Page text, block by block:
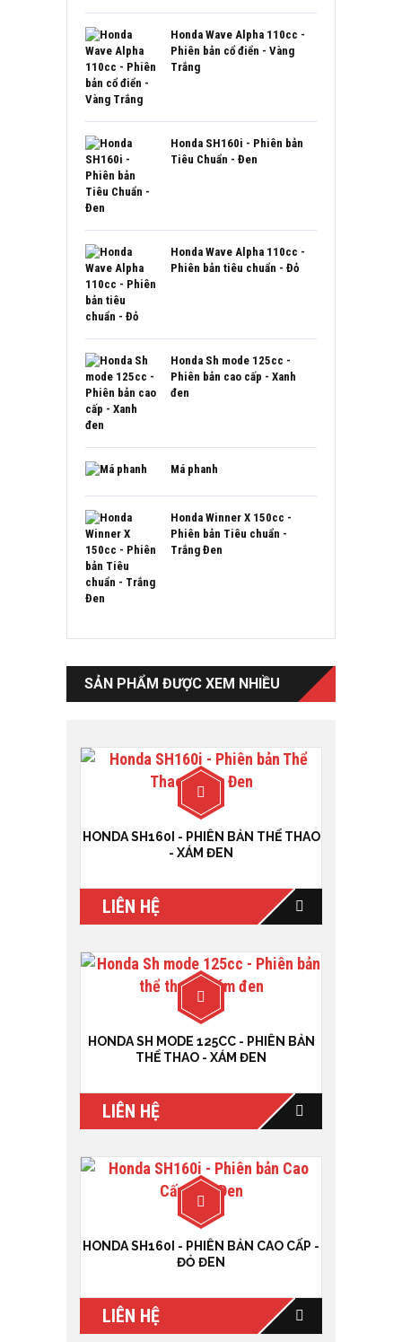
Honda Wave Alpha 110cc -
Phiên bản cổ điển - Vàng
Trắng
Honda SH160i - Phiên bản
Tiêu Chuẩn - Đen
Honda Wave Alpha 110cc -
Phiên bản tiêu chuẩn - Đỏ
Honda Sh mode 125cc -
Phiên bản cao cấp - Xanh
đen
Má phanh
Honda Winner X 150cc -
Phiên bản Tiêu chuẩn -
Trắng Đen
SẢN PHẨM ĐƯỢC XEM NHIỀU
HONDA SH160I - PHIÊN BẢN THỂ THAO
- XÁM ĐEN
LIÊN HỆ
HONDA SH MODE 125CC - PHIÊN BẢN
THỂ THAO - XÁM ĐEN
LIÊN HỆ
HONDA SH160I - PHIÊN BẢN CAO CẤP -
ĐỎ ĐEN
LIÊN HỆ